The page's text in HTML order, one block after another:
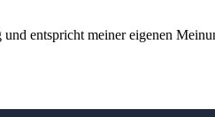
entspricht meiner eigenen